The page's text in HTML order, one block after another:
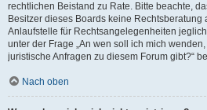
rechtlichen Beistand zu Rate. Bitte beachte,
Besitzer dieses Boards keine
Anlaufstelle für Rechtsangelegenheiten
unter der Frage „An wen soll ich mich
juristische Anfragen zu diesem Forum gibt?“
Nach oben